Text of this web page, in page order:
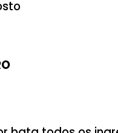
alho triturado